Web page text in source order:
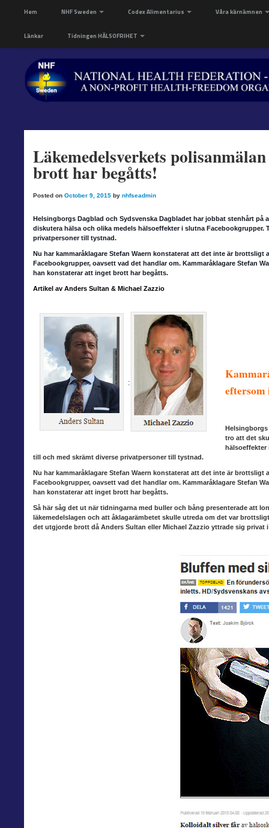
Hem NHF Sweden Codex Alimentarius Våra kärnämnen
Länkar Tidningen HÄLSOFRIHET
Läkemedelsverkets
brott har begåtts!
Posted on October 9, 2015 by nhfseadmin
Helsingborgs Dagblad och Sydsvenska Dagbladet har jobbat stenhårt
diskutera hälsa och olika medels hälsoeffekter i slutna
privatpersoner till tystnad.
Nu har kammaråklagare Stefan Waern konstaterat att det inte är brottsligt
Facebookgrupper, oavsett vad det handlar om. Kammaråklagare Stefan
han konstaterar att inget brott har begåtts.
Artikel av Anders Sultan & Michael Zazzio
tro att det
hälsoeffekter
till och med skrämt diverse privatpersoner till tystnad.
Nu har kammaråklagare Stefan Waern konstaterat att det inte är brottsligt
Facebookgrupper, oavsett vad det handlar om. Kammaråklagare Stefan
han konstaterar att inget brott har begåtts.
Så här såg det ut när tidningarna med buller och bång presenterade att
läkemedelslagen och att åklagarämbetet skulle utreda om det var
det utgjorde brott då Anders Sultan eller Michael Zazzio yttrade sig